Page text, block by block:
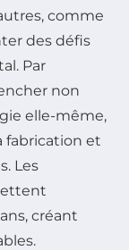
comme
des défis
Par
non
elle-même,
fabrication et
Les
créant